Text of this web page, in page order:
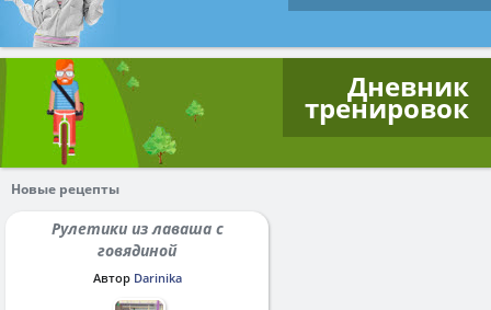
Дневник
тренировок
Новые рецепты
Рулетики из лаваша с
говядиной
Автор Darinika